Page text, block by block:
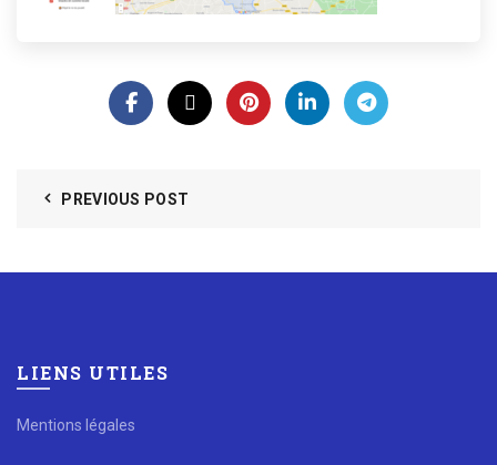
PREVIOUS POST
LIENS UTILES
Mentions légales